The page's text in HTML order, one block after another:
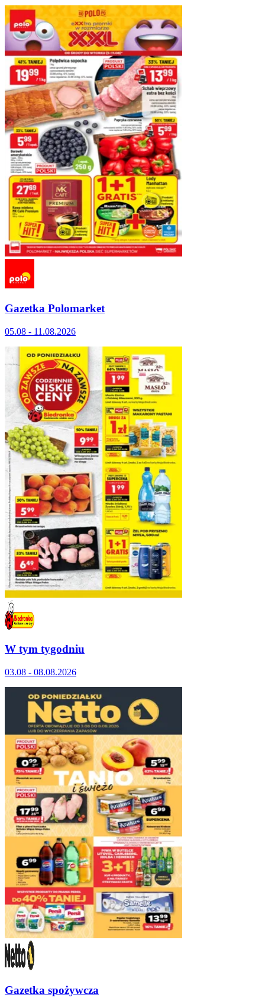
Gazetka Polomarket
05.08 - 11.08.2026
W tym tygodniu
03.08 - 08.08.2026
Gazetka spożywcza